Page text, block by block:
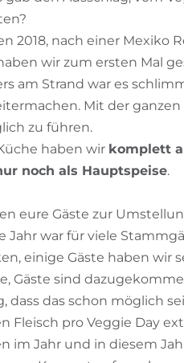
2018, nach einer Mexiko
wir zum ersten Mal
am Strand war es
Mit der
zu führen.
haben wir komplett
noch als Hauptspeise.
eure Gäste zur
Jahr war für viele
einige Gäste haben wir
Gäste sind
dass das schon möglich
Fleisch pro Veggie Day
im Jahr und in diesem